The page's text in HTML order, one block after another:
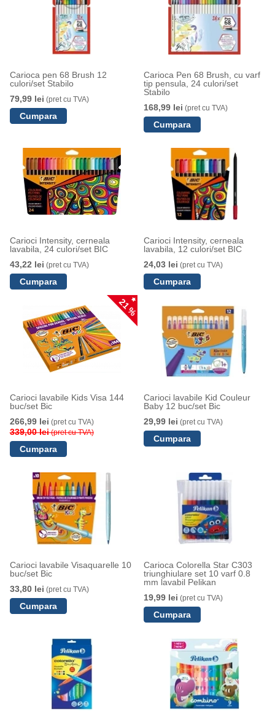
Carioca pen 68 Brush 12
culori/set Stabilo
79,99 lei (pret cu TVA)
Carioca Pen 68 Brush, cu varf
tip pensula, 24 culori/set
Stabilo
168,99 lei (pret cu TVA)
Carioci Intensity, cerneala
lavabila, 24 culori/set BIC
43,22 lei (pret cu TVA)
Carioci Intensity, cerneala
lavabila, 12 culori/set BIC
24,03 lei (pret cu TVA)
21 %
Carioci lavabile Kids Visa 144
buc/set Bic
266,99 lei (pret cu TVA)
339,00 lei(pret cu TVA)
Carioci lavabile Kid Couleur
Baby 12 buc/set Bic
29,99 lei (pret cu TVA)
Carioci lavabile Visaquarelle 10
buc/set Bic
33,80 lei (pret cu TVA)
Carioca Colorella Star C303
triunghiulare set 10 varf 0.8
mm lavabil Pelikan
19,99 lei (pret cu TVA)